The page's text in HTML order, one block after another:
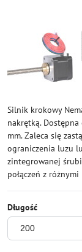
Silnik krokowy
nakrętką.
mm. Zaleca się
ograniczenia luzu
zintegrowanej
połączeń z
Długość